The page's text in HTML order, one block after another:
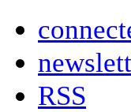
RSS